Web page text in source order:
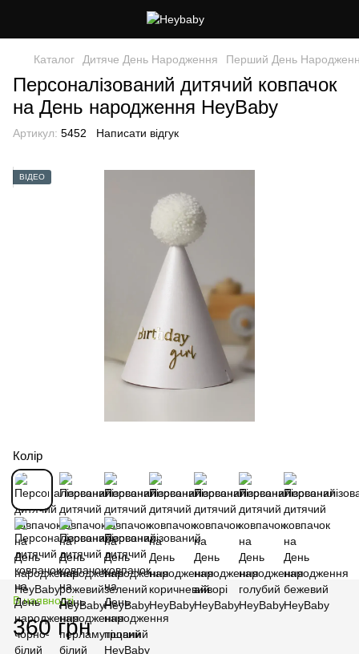
Каталог Дитяче День Народження Перший День
Персоналізований дитячий ковпачок
на День народження HeyBaby
Артикул: 5452 Написати відгук
ВІДЕО
Колір
В наявності
360 грн